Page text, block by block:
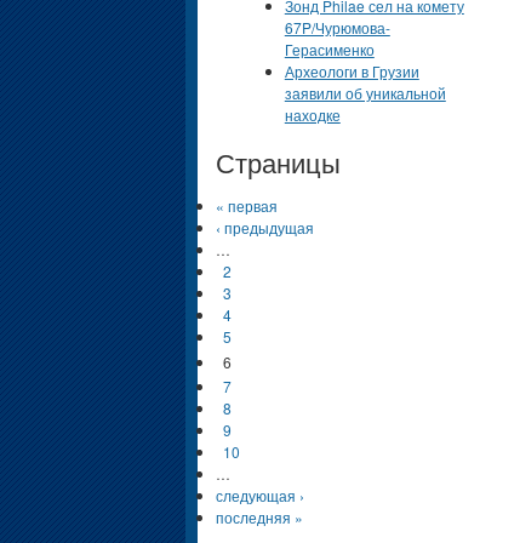
Зонд Philae сел на комету
67P/Чурюмова-
Герасименко
Археологи в Грузии
заявили об уникальной
находке
Страницы
« первая
‹ предыдущая
…
2
3
4
5
6
7
8
9
10
…
следующая ›
последняя »